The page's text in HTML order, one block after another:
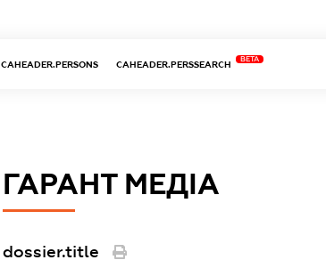
CAHEADER.PERSONS CAHEADER.PERSSEARCH
BETA
ГАРАНТ МЕДІА
dossier.title